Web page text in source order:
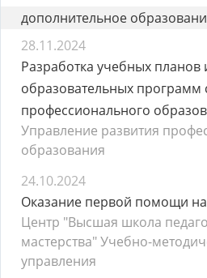
дополнительное
28.11.2024
Разработка учебных планов
образовательных программ
профессионального
Управление развития
образования
24.10.2024
Оказание первой помощи
Центр "Высшая школа
мастерства" Учебно-
управления